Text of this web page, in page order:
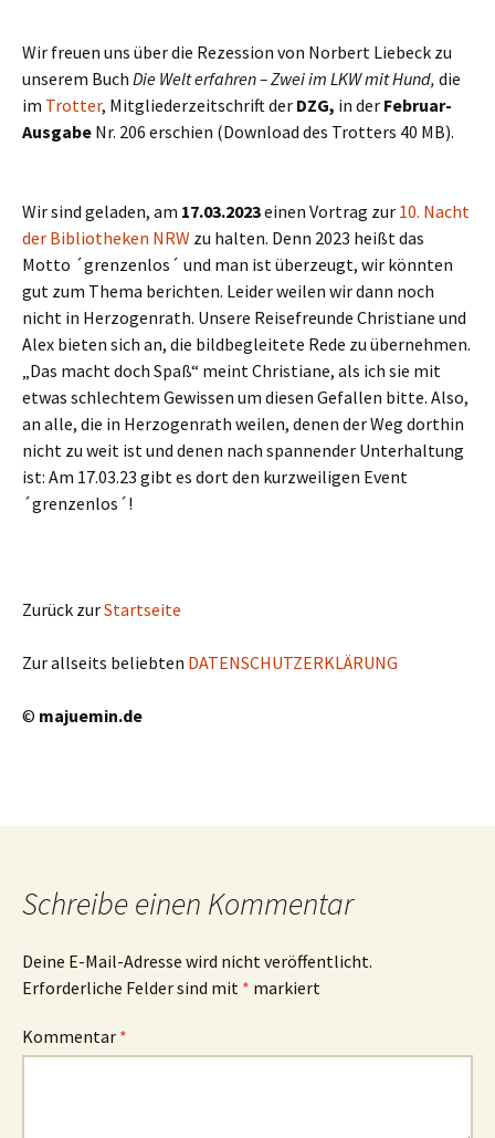
Wir freuen uns über die Rezession von Norbert Liebeck zu
unserem Buch Die Welt erfahren – Zwei im LKW mit Hund, die
im Trotter, Mitgliederzeitschrift der DZG, in der Februar-
Ausgabe Nr. 206 erschien (Download des Trotters 40 MB).
Wir sind geladen, am 17.03.2023einen Vortrag zur 10. Nacht
der Bibliotheken NRW zu halten. Denn 2023 heißt das
Motto ´grenzenlos´ und man ist überzeugt, wir könnten
gut zum Thema berichten. Leider weilen wir dann noch
nicht in Herzogenrath. Unsere Reisefreunde Christiane und
Alex bieten sich an, die bildbegleitete Rede zu übernehmen.
„Das macht doch Spaß“ meint Christiane, als ich sie mit
etwas schlechtem Gewissen um diesen Gefallen bitte. Also,
an alle, die in Herzogenrath weilen, denen der Weg dorthin
nicht zu weit ist und denen nach spannender Unterhaltung
ist: Am 17.03.23 gibt es dort den kurzweiligen Event
´grenzenlos´!
Zurück zurStartseite
Zur allseits beliebten DATENSCHUTZERKLÄRUNG
© majuemin.de
Schreibe einen Kommentar
Deine E-Mail-Adresse wird nicht veröffentlicht.
Erforderliche Felder sind mit * markiert
Kommentar *